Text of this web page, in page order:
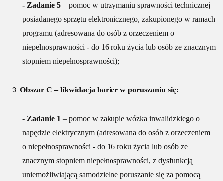
- Zadanie 5 – pomoc w utrzymaniu sprawności technicznej
posiadanego sprzętu elektronicznego, zakupionego w ramach
programu (adresowana do osób z orzeczeniem o
niepełnosprawności - do 16 roku życia lub osób ze znacznym
stopniem niepełnosprawności);
Obszar C – likwidacja barier w poruszaniu się:
- Zadanie 1 – pomoc w zakupie wózka inwalidzkiego o
napędzie elektrycznym (adresowana do osób z orzeczeniem
o niepełnosprawności - do 16 roku życia lub osób ze
znacznym stopniem niepełnosprawności, z dysfunkcją
uniemożliwiającą samodzielne poruszanie się za pomocą